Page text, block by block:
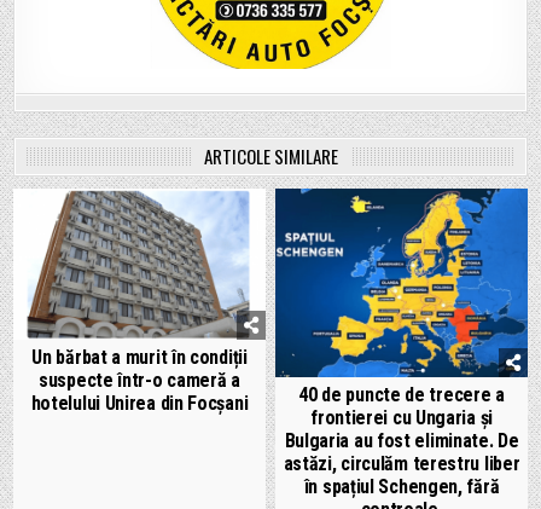
ARTICOLE SIMILARE
Un bărbat a murit în condiții
suspecte într-o cameră a
hotelului Unirea din Focșani
40 de puncte de trecere a
frontierei cu Ungaria și
Bulgaria au fost eliminate. De
astăzi, circulăm terestru liber
în spațiul Schengen, fără